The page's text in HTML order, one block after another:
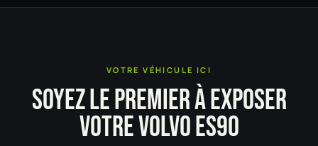
VOTRE VÉHICULE ICI
SOYEZ LE PREMIER À EXPOSER
VOTRE VOLVO ES90